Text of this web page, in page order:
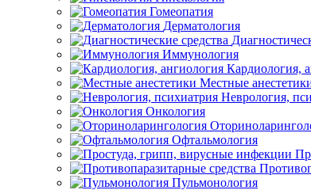
Гомеопатия
Дерматология
Иммунология
Кардиология,
Местные
Неврология,
Онкология
Офтальмология
Пульмонология